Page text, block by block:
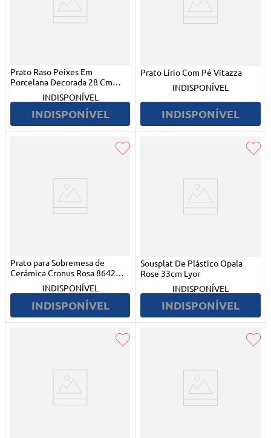
Prato Raso Peixes Em
Porcelana Decorada 28 Cm
TramontinaINDISPONÍVEL
INDISPONÍVEL
Prato Lírio Com Pé Vitazza
INDISPONÍVEL
INDISPONÍVEL
Prato para Sobremesa de
Cerâmica Cronus Rosa 8642
INDISPONÍVEL
INDISPONÍVEL
Sousplat De Plástico Opala
Rose 33cm Lyor
INDISPONÍVEL
INDISPONÍVEL